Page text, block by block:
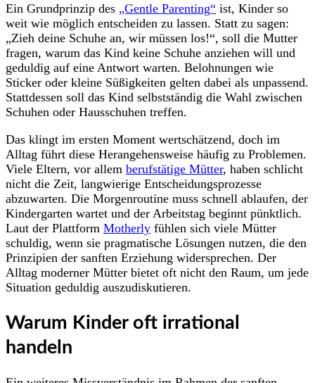
Ein Grundprinzip des „Gentle Parenting“ ist, Kinder so
weit wie möglich entscheiden zu lassen. Statt zu sagen:
„Zieh deine Schuhe an, wir müssen los!“, soll die Mutter
fragen, warum das Kind keine Schuhe anziehen will und
geduldig auf eine Antwort warten. Belohnungen wie
Sticker oder kleine Süßigkeiten gelten dabei als unpassend.
Stattdessen soll das Kind selbstständig die Wahl zwischen
Schuhen oder Hausschuhen treffen.
Das klingt im ersten Moment wertschätzend, doch im
Alltag führt diese Herangehensweise häufig zu Problemen.
Viele Eltern, vor allem berufstätige Mütter, haben schlicht
nicht die Zeit, langwierige Entscheidungsprozesse
abzuwarten. Die Morgenroutine muss schnell ablaufen, der
Kindergarten wartet und der Arbeitstag beginnt pünktlich.
Laut der Plattform Motherly fühlen sich viele Mütter
schuldig, wenn sie pragmatische Lösungen nutzen, die den
Prinzipien der sanften Erziehung widersprechen. Der
Alltag moderner Mütter bietet oft nicht den Raum, um jede
Situation geduldig auszudiskutieren.
Warum Kinder oft irrational
handeln